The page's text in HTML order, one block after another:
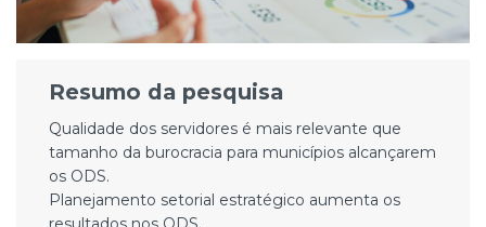
Resumo da pesquisa
Qualidade dos servidores é mais relevante que
tamanho da burocracia para municípios alcançarem
os ODS.
Planejamento setorial estratégico aumenta os